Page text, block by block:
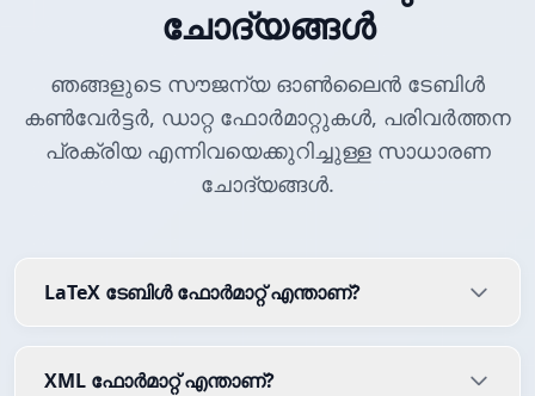
ചോദ്യങ്ങൾ
ഞങ്ങളുടെ സൗജന്യ ഓൺലൈൻ ടേബിൾ
കൺവേർട്ടർ, ഡാറ്റ ഫോർമാറ്റുകൾ, പരിവർത്തന
പ്രക്രിയ എന്നിവയെക്കുറിച്ചുള്ള സാധാരണ
ചോദ്യങ്ങൾ.
LaTeX ടേബിൾ ഫോർമാറ്റ് എന്താണ്?
XML ഫോർമാറ്റ് എന്താണ്?